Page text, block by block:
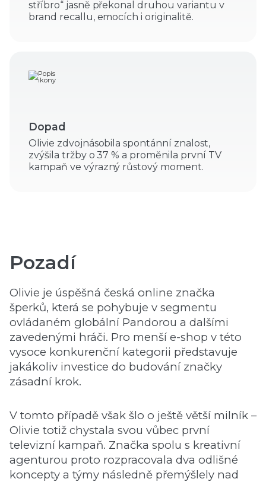
stříbro“ jasně překonal druhou variantu v
brand recallu, emocích i originalitě.
Dopad
Olivie zdvojnásobila spontánní znalost,
zvýšila tržby o 37 % a proměnila první TV
kampaň ve výrazný růstový moment.
Pozadí
Olivie je úspěšná česká online značka
šperků, která se pohybuje v segmentu
ovládaném globální Pandorou a dalšími
zavedenými hráči. Pro menší e-shop v této
vysoce konkurenční kategorii představuje
jakákoliv investice do budování značky
zásadní krok.
V tomto případě však šlo o ještě větší milník –
Olivie totiž chystala svou vůbec první
televizní kampaň. Značka spolu s kreativní
agenturou proto rozpracovala dva odlišné
koncepty a týmy následně přemýšlely nad